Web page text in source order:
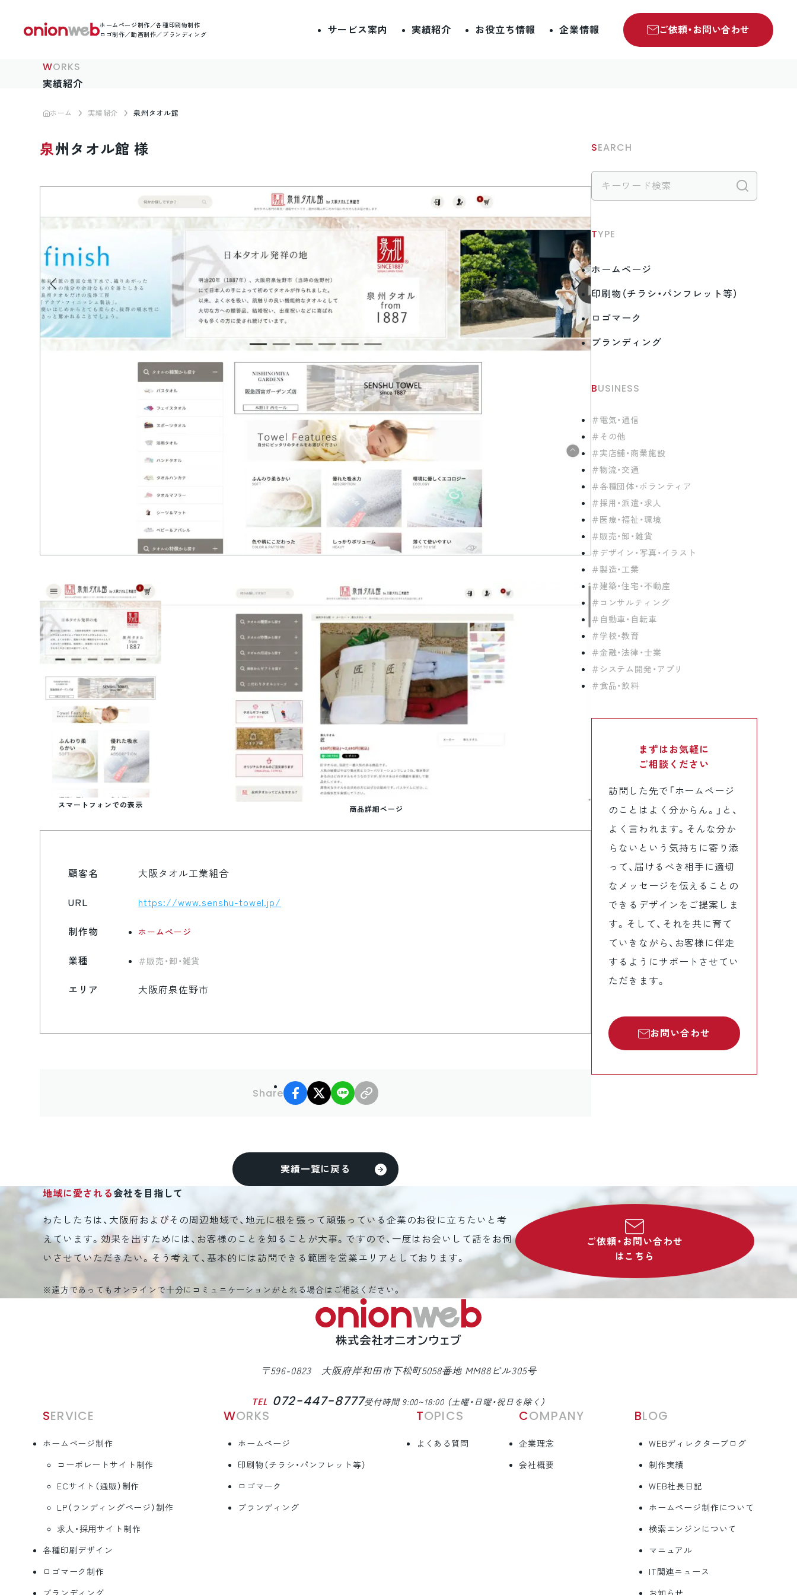
ホームページ制作／各種印刷物制作
ロゴ制作／動画制作／ブランディング
サービス案内 実績紹介 お役立ち情報 企業情報 ご依頼・お問い合わせ
WORKS
実績紹介
ホーム 実績紹介 泉州タオル館
泉州タオル館 様
スマートフォンでの表示
商品詳細ページ
顧客名 大阪タオル工業組合
URL https://www.senshu-towel.jp/
制作物 ホームページ
業種 販売・卸・雑貨
エリア 大阪府泉佐野市
Share
facebook
X LINE
実績一覧に戻る
SEARCH
TYPE
ホームページ
印刷物（チラシ・パンフレット等）
ロゴマーク
ブランディング
BUSINESS
電気・通信
その他
実店舗・商業施設
物流・交通
各種団体・ボランティア
採用・派遣・求人
医療・福祉・環境
販売・卸・雑貨
デザイン・写真・イラスト
製造・工業
建築・住宅・不動産
コンサルティング
自動車・自転車
学校・教育
金融・法律・士業
システム開発・アプリ
食品・飲料
まずはお気軽に
ご相談ください
訪問した先で「ホームページ
のことはよく分からん。」と、
よく言われます。そんな分か
らないという気持ちに寄り添
って、届けるべき相手に適切
なメッセージを伝えることの
できるデザインをご提案しま
す。そして、それを共に育て
ていきながら、お客様に伴走
するようにサポートさせてい
ただきます。
お問い合わせ
地域に愛される会社を目指して
わたしたちは、大阪府およびその周辺地域で、地元に根を張って頑張っている企業のお役に立ちたいと考
えています。効果を出すためには、お客様のことを知ることが大事。ですので、一度はお会いして話をお伺
いさせていただきたい。そう考えて、基本的には訪問できる範囲を営業エリアとしております。
※遠方であってもオンラインで十分にコミュニケーションがとれる場合はご相談ください。
ご依頼・お問い合わせ
はこちら
〒596-0823 大阪府岸和田市下松町5058番地 MM88ビル305号
TEL 072-447-8777受付時間 9:00~18:00 （土曜・日曜・祝日を除く）
SERVICE
ホームページ制作
コーポレートサイト制作
ECサイト（通販）制作
LP（ランディングページ）制作
求人・採用サイト制作
各種印刷デザイン
ロゴマーク制作
ブランディング
WORKS
ホームページ
印刷物（チラシ・パンフレット等）
ロゴマーク
ブランディング
TOPICS
よくある質問
COMPANY
企業理念
会社概要
BLOG
WEBディレクターブログ
制作実績
WEB社長日記
ホームページ制作について
検索エンジンについて
マニュアル
IT関連ニュース
お知らせ